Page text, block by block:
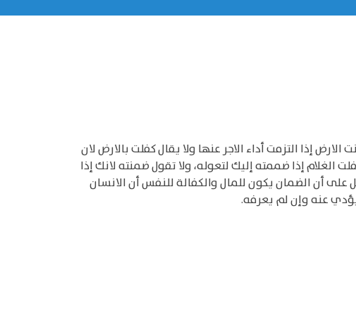
بالمال، ألا ترى أنك تقول كفلت زيدا وتريد إذا التزمت (1) تسليمه، وضمنت الارض إذا التزمت أداء الاجر عنها ولا يقال كفلت بالارض لان
إذا ضممته إليك لتعوله، ولا تقول ضمنته لانك إذا
" وكفلها زكريا " (2) ولم يقل ضمنها، ومن الدليل على أن الضمان يكون للمال والكفالة للنفس أن الانسان
عنه وإن لم يعرفه.